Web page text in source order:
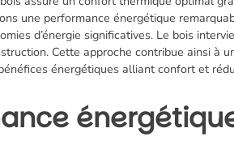
une performance énergétique
d’énergie significatives. Le bois
Cette approche contribue ainsi
énergétiques alliant confort et